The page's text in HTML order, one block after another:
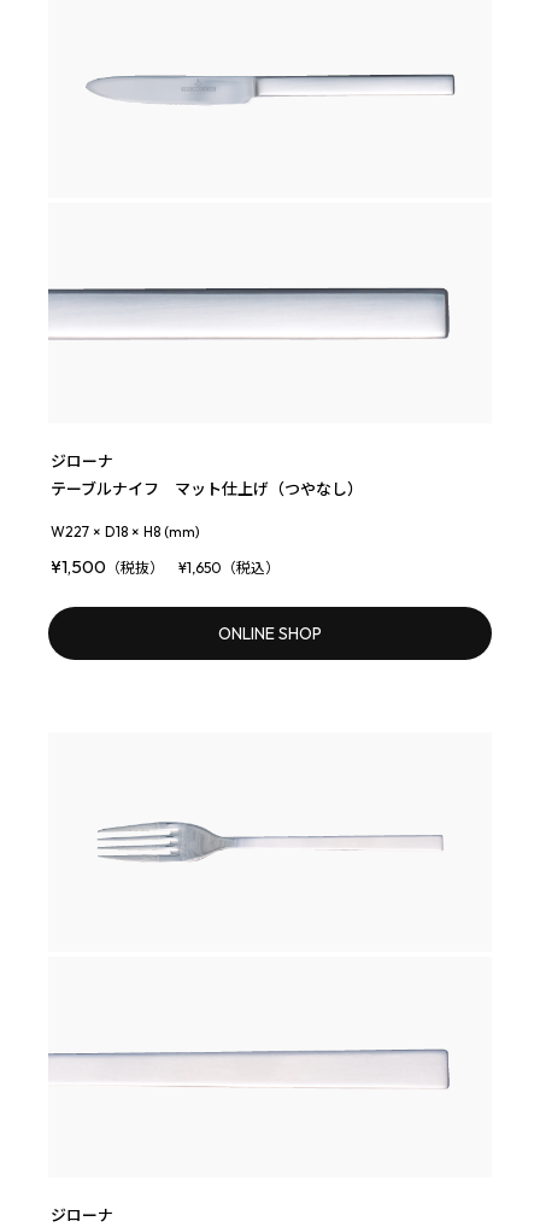
ジローナ
テーブルナイフ マット仕上げ（つやなし）
W227 × D18 × H8 (mm)
¥1,500 （税抜） ¥1,650（税込）
ONLINE SHOP
ジローナ